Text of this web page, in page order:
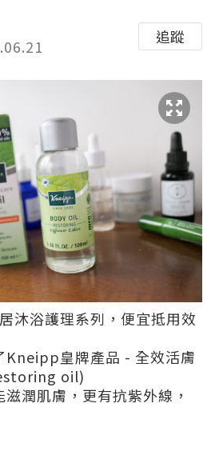
追蹤
沐浴護理系列 ，便宜抵用效
Kneipp皇牌產品 - 全效活膚
oil)
潤肌膚，更有抗紫外線，